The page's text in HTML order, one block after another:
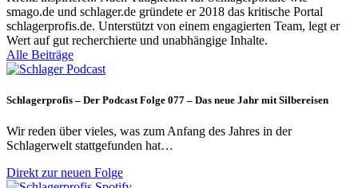
smago.de und schlager.de gründete er 2018 das kritische Portal
schlagerprofis.de. Unterstützt von einem engagierten Team, legt er
Wert auf gut recherchierte und unabhängige Inhalte.
Alle Beiträge
Schlagerprofis – Der Podcast Folge 077 – Das neue Jahr mit Silbereisen
Wir reden über vieles, was zum Anfang des Jahres in der
Schlagerwelt stattgefunden hat…
Direkt zur neuen Folge